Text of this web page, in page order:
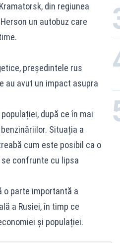
din regiunea
un autobuz care
președintele rus
au avut un impact asupra
după ce în mai
Situația a
cum este posibil ca o
confrunte cu lipsa
parte importantă a
a Rusiei, în timp ce
și populației.